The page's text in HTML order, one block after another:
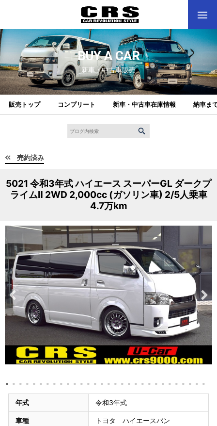
BUY A CAR
新車・中古車販売
販売トップ コンプリート 新車・中古車在庫情報 納車ま
売約済み
5021 令和3年式 ハイエース スーパーGL ダークプ
ライムⅡ 2WD 2,000cc (ガソリン車) 2/5人乗車
4.7万km
年式 令和3年式
車種 トヨタ ハイエースバン